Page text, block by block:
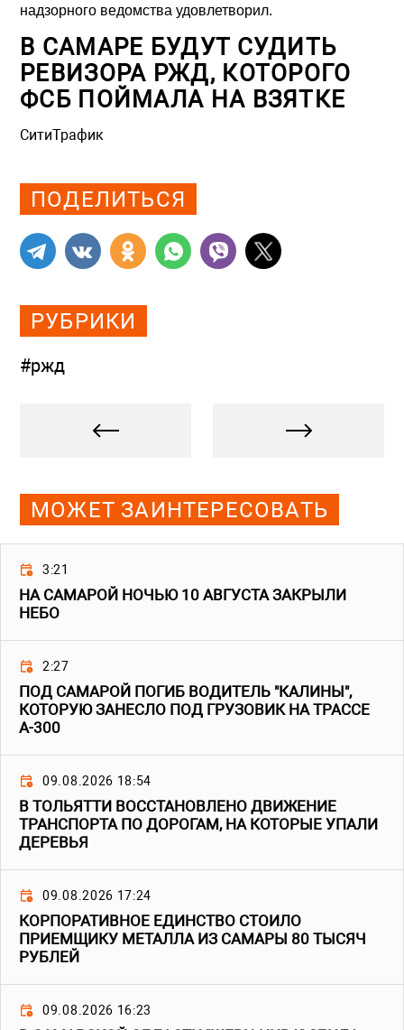
надзорного ведомства удовлетворил.
В САМАРЕ БУДУТ СУДИТЬ
РЕВИЗОРА РЖД, КОТОРОГО
ФСБ ПОЙМАЛА НА ВЗЯТКЕ
СитиТрафик
ПОДЕЛИТЬСЯ
РУБРИКИ
#ржд
МОЖЕТ ЗАИНТЕРЕСОВАТЬ
3:21
НА САМАРОЙ НОЧЬЮ 10 АВГУСТА ЗАКРЫЛИ
НЕБО
2:27
ПОД САМАРОЙ ПОГИБ ВОДИТЕЛЬ "КАЛИНЫ",
КОТОРУЮ ЗАНЕСЛО ПОД ГРУЗОВИК НА ТРАССЕ
А-300
09.08.2026 18:54
В ТОЛЬЯТТИ ВОССТАНОВЛЕНО ДВИЖЕНИЕ
ТРАНСПОРТА ПО ДОРОГАМ, НА КОТОРЫЕ УПАЛИ
ДЕРЕВЬЯ
09.08.2026 17:24
КОРПОРАТИВНОЕ ЕДИНСТВО СТОИЛО
ПРИЕМЩИКУ МЕТАЛЛА ИЗ САМАРЫ 80 ТЫСЯЧ
РУБЛЕЙ
09.08.2026 16:23